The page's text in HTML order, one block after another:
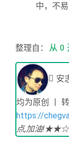
中，不易
整理自： 从 0
安
均为原创 丨
https://
点,加油!★★☆